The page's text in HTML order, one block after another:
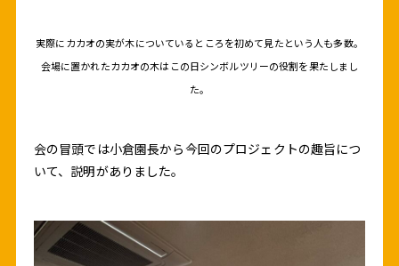
実際にカカオの実が木についているところを初めて見たという人も多数。
会場に置かれたカカオの木はこの日シンボルツリーの役割を果たしまし
た。
会の冒頭では小倉園長から今回のプロジェクトの趣旨につ
いて、説明がありました。